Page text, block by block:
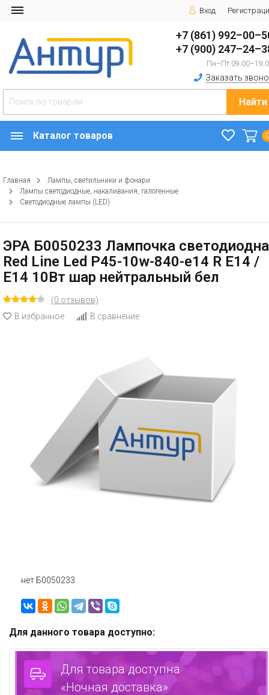
Вход
+7 (861)
+7 (900)
Пн–Пт
Заказать
Найти
Каталог товаров
Главная
Лампы, светильники и фонари
Лампы светодиодные, накаливания, галогенные
Светодиодные лампы (LED)
ЭРА Б0050233 Лампочка
Red Line Led P45-10w-840-e14 R Е14 /
E14 10Вт шар нейтральный бел
(0 отзывов)
В избранное
В сравнение
нет Б0050233
Для данного товара доступно:
Для товара доступна
«Ночная доставка»